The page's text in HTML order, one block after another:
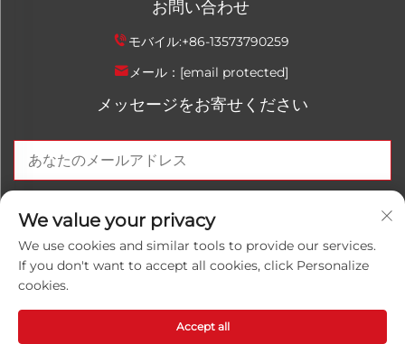
お問い合わせ
モバイル:+86-13573790259
メール： [email protected]
メッセージをお寄せください
今すぐ送信
留保されます。
プライバシーポリシー
We value your privacy
We use cookies and similar tools to provide our services.
If you don't want to accept all cookies, click Personalize
cookies.
Accept all